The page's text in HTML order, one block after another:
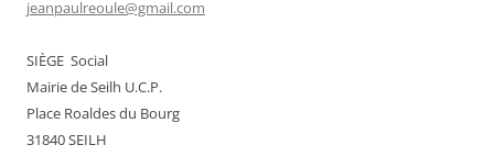
jeanpaulreoule@gmail.com
SIÈGE Social
Mairie de Seilh U.C.P.
Place Roaldes du Bourg
31840 SEILH